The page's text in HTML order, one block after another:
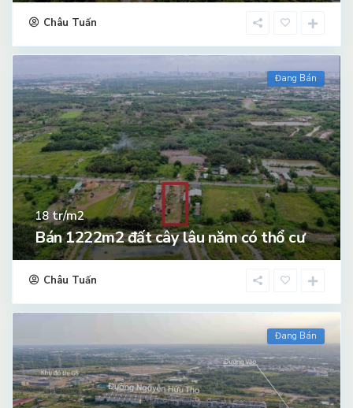
Châu Tuấn
Đang Bán
18 tr/m2
Bán 1222m2 đất cây lâu năm có thổ cư
Châu Tuấn
Đang Bán